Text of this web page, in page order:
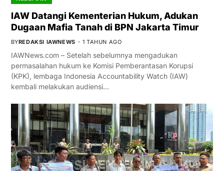
IAW Datangi Kementerian Hukum, Adukan
Dugaan Mafia Tanah di BPN Jakarta Timur
BYREDAKSI IAWNEWS 1 TAHUN AGO
IAWNews.com – Setelah sebelumnya mengadukan
permasalahan hukum ke Komisi Pemberantasan Korupsi
(KPK), lembaga Indonesia Accountability Watch (IAW)
kembali melakukan audiensi…